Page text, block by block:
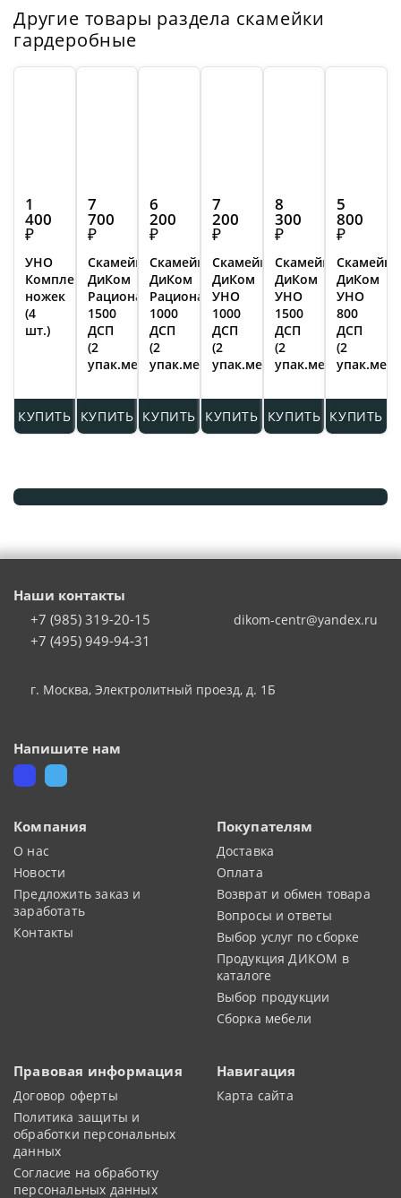
Другие товары раздела скамейки
гардеробные
1
400
₽
УНО
Комплект
ножек
(4
шт.)
КУПИТЬ
7
700
₽
Скамейка
ДиКом
Рационал
1500
ДСП
(2
упак.места)
КУПИТЬ
6
200
₽
Скамейка
ДиКом
Рационал
1000
ДСП
(2
упак.места)
КУПИТЬ
7
200
₽
Скамейка
ДиКом
УНО
1000
ДСП
(2
упак.места)
КУПИТЬ
8
300
₽
Скамейка
ДиКом
УНО
1500
ДСП
(2
упак.места)
КУПИТЬ
5
800
₽
Скамейка
ДиКом
УНО
800
ДСП
(2
КУПИТЬ
Наши контакты
+7 (985) 319-20-15
+7 (495) 949-94-31
dikom-centr@yandex.ru
г. Москва, Электролитный проезд, д. 1Б
Компания
О нас
Новости
Предложить заказ и
заработать
Контакты
Покупателям
Доставка
Оплата
Возврат и обмен товара
Вопросы и ответы
Выбор услуг по сборке
Продукция ДИКОМ в
каталоге
Выбор продукции
Сборка мебели
Правовая информация
Договор оферты
Политика защиты и
обработки персональных
данных
Согласие на обработку
персональных данных
Навигация
Карта сайта
Напишите нам